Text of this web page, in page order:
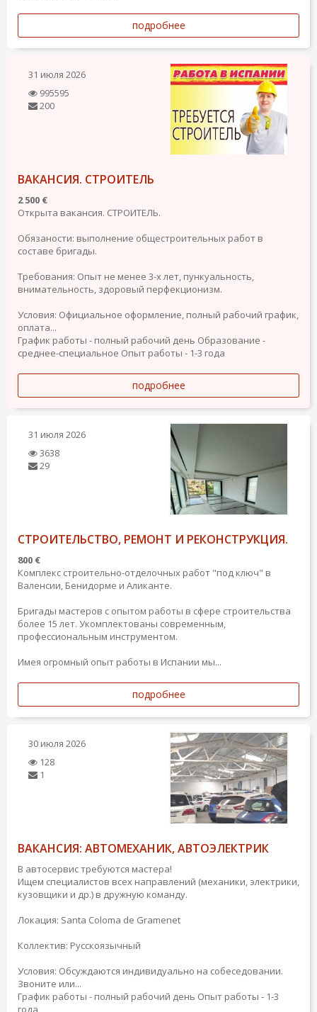
подробнее
31 июля 2026
995595
200
ВАКАНСИЯ. СТРОИТЕЛЬ
2 500 €
Открыта вакансия. СТРОИТЕЛЬ.
Обязаности: выполнение общестроительных работ в
составе бригады.
Требования: Опыт не менее 3-х лет, пункуальность,
внимательность, здоровый перфекционизм.
Условия: Официальное оформление, полный рабочий график,
оплата...
График работы - полный рабочий день Образование -
среднее-специальное Опыт работы - 1-3 года
подробнее
31 июля 2026
3638
29
СТРОИТЕЛЬСТВО, РЕМОНТ И РЕКОНСТРУКЦИЯ.
800 €
Комплекс строительно-отделочных работ "под ключ" в
Валенсии, Бенидорме и Аликанте.
Бригады мастеров с опытом работы в сфере строительства
более 15 лет. Укомплектованы современным,
профессиональным инструментом.
Имея огромный опыт работы в Испании мы...
подробнее
30 июля 2026
128
1
ВАКАНСИЯ: АВТОМЕХАНИК, АВТОЭЛЕКТРИК
В автосервис требуются мастера!
Ищем специалистов всех направлений (механики, электрики,
кузовщики и др.) в дружную команду.
Локация: Santa Coloma de Gramenet
Коллектив: Русскоязычный
Условия: Обсуждаются индивидуально на собеседовании.
Звоните или...
График работы - полный рабочий день Опыт работы - 1-3
года